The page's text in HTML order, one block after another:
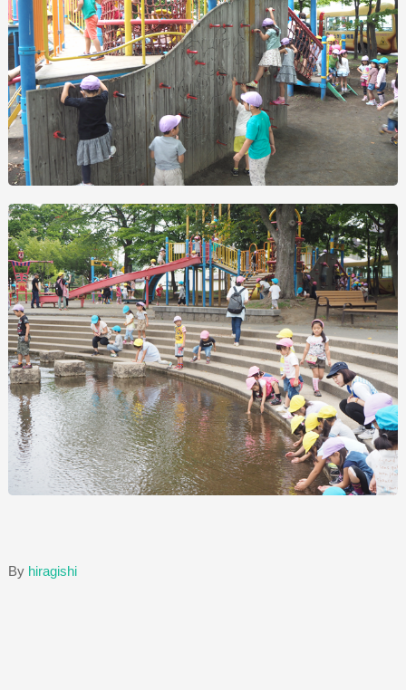
By hiragishi